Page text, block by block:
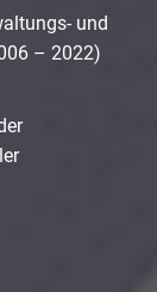
und
– 2022)